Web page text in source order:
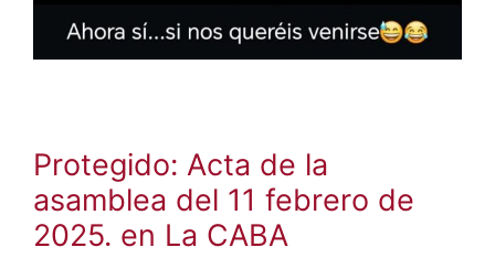
Protegido: Acta de la
asamblea del 11 febrero de
2025. en La CABA